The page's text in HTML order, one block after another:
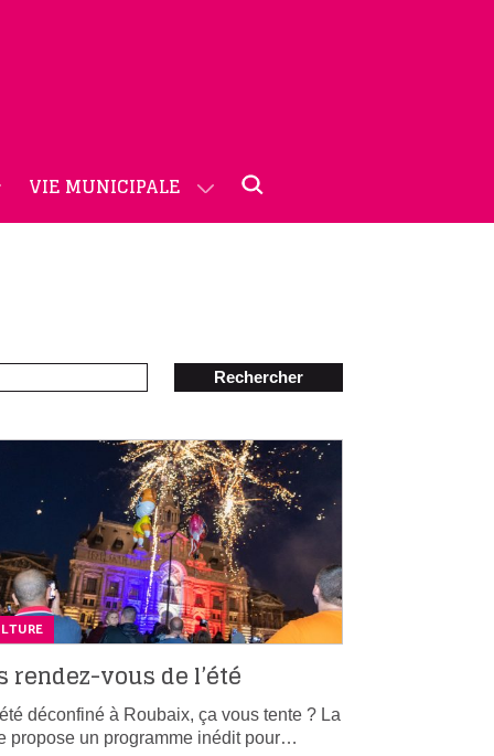
VIE MUNICIPALE
Rechercher
rendez-vous de l’été
déconfiné à Roubaix, ça vous tente ? La
propose un programme inédit pour…